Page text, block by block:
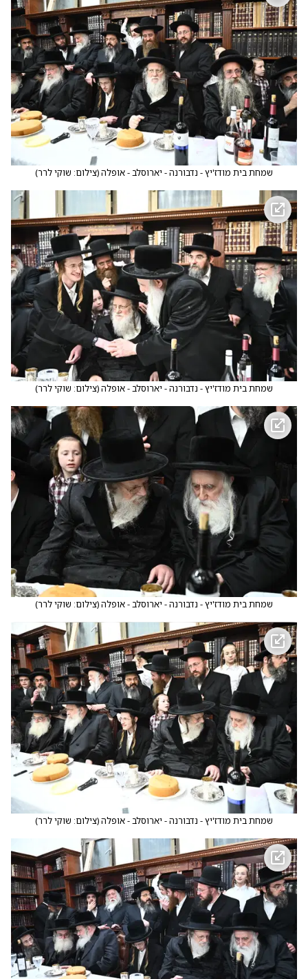
שמחת בית מודז'יץ - נדבורנה - יארוסלב - אופלה(צילום: שוקי לרר)
שמחת בית מודז'יץ - נדבורנה - יארוסלב - אופלה(צילום: שוקי לרר)
שמחת בית מודז'יץ - נדבורנה - יארוסלב - אופלה(צילום: שוקי לרר)
שמחת בית מודז'יץ - נדבורנה - יארוסלב - אופלה(צילום: שוקי לרר)